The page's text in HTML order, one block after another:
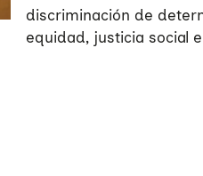
discriminación de
equidad, justicia social